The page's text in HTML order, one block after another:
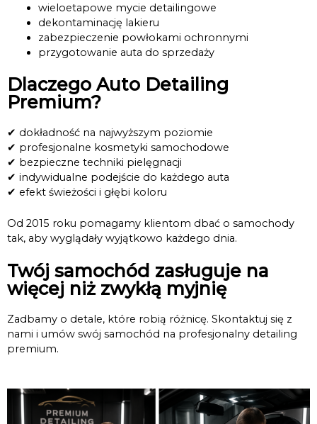
wieloetapowe mycie detailingowe
dekontaminację lakieru
zabezpieczenie powłokami ochronnymi
przygotowanie auta do sprzedaży
Dlaczego Auto Detailing
Premium?
✔ dokładność na najwyższym poziomie
✔ profesjonalne kosmetyki samochodowe
✔ bezpieczne techniki pielęgnacji
✔ indywidualne podejście do każdego auta
✔ efekt świeżości i głębi koloru
Od 2015 roku pomagamy klientom dbać o samochody
tak, aby wyglądały wyjątkowo każdego dnia.
Twój samochód zasługuje na
więcej niż zwykłą myjnię
Zadbamy o detale, które robią różnicę. Skontaktuj się z
nami i umów swój samochód na profesjonalny detailing
premium.